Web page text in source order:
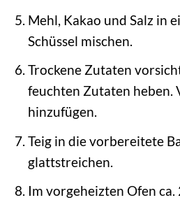
Mehl, Kakao und Salz in
Schüssel mischen.
Trockene Zutaten
feuchten Zutaten heben.
hinzufügen.
Teig in die vorbereitete
glattstreichen.
Im vorgeheizten Ofen